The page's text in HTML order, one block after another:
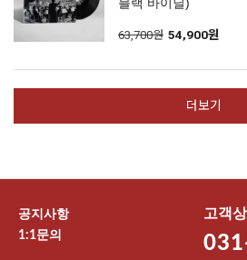
블랙 바이닐)
63,700원 54,900원
더보기
공지사항
1:1문의
고객